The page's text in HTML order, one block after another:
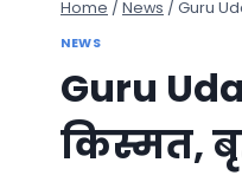
Home / News / Guru
NEWS
Guru
किस्मत,